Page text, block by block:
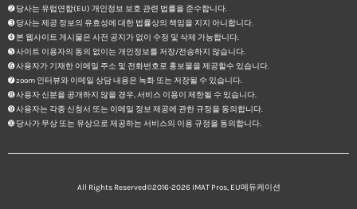
➋ 당사는 유럽연합(EU) 개인정보 보호 관련 법률을 준수합니다.
➌ 당사는 제공 정보의 유효성에 대한 법률상의 책임을 지지 아니합니다.
➍ 본 웹사이트 게시물은 사전 공지가 없이 수정 및 삭제 가능합니다.
➎ 사이트 이용자의 동의 없이는 개인정보를 저장/전송하지 않습니다.
➏ 사용자가 기재한 이메일 주소 및 전화번호로 홍보물을 제공할수 있습니다.
➐ zoom 인터뷰와 이메일 상담 내용은 녹화 또는 저장될 수 있습니다.
➑ 사용자 신분을 공개하지 않을 경우, 서비스 이용이 제한될 수 있습니다.
➒ 사용자는 각종 신청서 또는 이메일 정보 제공에 관한 규정을 동의합니다.
➓ 당사가 무상 또는 유상으로 제공하는 서비스의 이용 규정을 동의합니다.
All Rights Reserved©2016-2026 IMAT Pros, EU메듀케이션